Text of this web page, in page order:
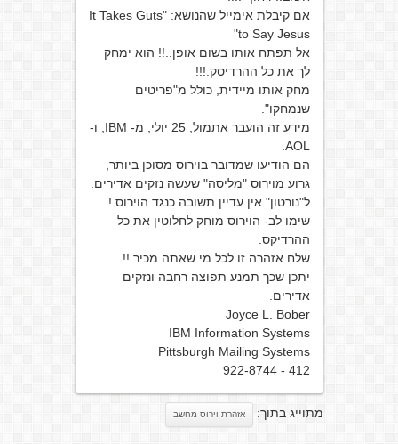
אם קיבלת אימייל שהנושא: "It Takes Guts
to Say Jesus"
אל תפתח אותו בשום אופן..!! הוא ימחק
לך את כל ההרדיסק.!!!
מחק אותו מיידית, כולל מ"פריטים
שנמחקו".
מידע זה הועבר אתמול, 25 יולי, מ- IBM, ו-
AOL.
הם הודיעו שמדובר בוירוס מסוכן ביותר,
גרוע מוירוס "מליסה" שעשה נזקים אדירים.
ל"נורטון" אין עדיין תשובה כנגד הוירוס.!
שימו לב- הוירוס מוחק לחלוטין את כל
ההרדיקס.
שלח אזהרה זו לכל מי שאתה מכיר.!!
יתכן שכך תמנע תפוצה רחבה ונזקים
אדירים.
Joyce L. Bober
IBM Information Systems
Pittsburgh Mailing Systems
412 - 922-8744
מתוייג בתוך: אזהרת וירוס מחשב